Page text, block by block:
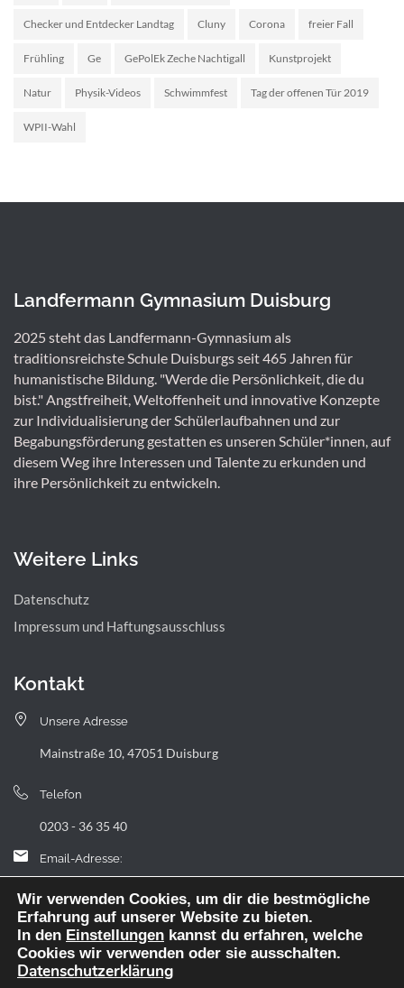
Checker und Entdecker Landtag Cluny Corona freier Fall
Frühling Ge GePolEk Zeche Nachtigall Kunstprojekt
Natur Physik-Videos Schwimmfest Tag der offenen Tür 2019
WPII-Wahl
Landfermann Gymnasium Duisburg
2025 steht das Landfermann-Gymnasium als
traditionsreichste Schule Duisburgs seit 465 Jahren für
humanistische Bildung. "Werde die Persönlichkeit, die du
bist." Angstfreiheit, Weltoffenheit und innovative Konzepte
zur Individualisierung der Schülerlaufbahnen und zur
Begabungsförderung gestatten es unseren Schüler*innen, auf
diesem Weg ihre Interessen und Talente zu erkunden und
ihre Persönlichkeit zu entwickeln.
Weitere Links
Datenschutz
Impressum und Haftungsausschluss
Kontakt
Unsere Adresse
Mainstraße 10, 47051 Duisburg
Telefon
0203 - 36 35 40
Email-Adresse:
landfermann.gymnasium[at]stadt-duisburg.de
Wir verwenden Cookies, um dir die bestmögliche
Erfahrung auf unserer Website zu bieten.
In den Einstellungen kannst du erfahren, welche
Cookies wir verwenden oder sie ausschalten.
Datenschutzerklärung